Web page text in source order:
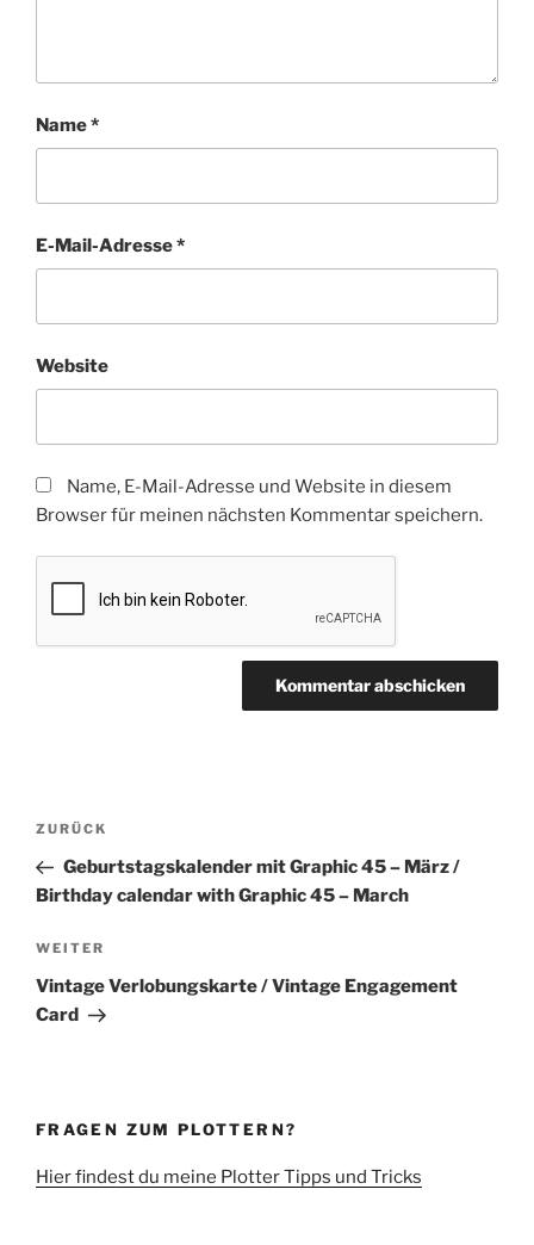
Name*
E-Mail-Adresse*
Website
Name, E-Mail-Adresse und Website in diesem
Browser für meinen nächsten Kommentar speichern.
Beitragsnavigation
Vorheriger
Beitrag
ZURÜCK
Geburtstagskalender mit Graphic 45 – März /
Birthday calendar with Graphic 45 – March
Nächster
Beitrag
WEITER
Vintage Verlobungskarte / Vintage Engagement
Card
FRAGEN ZUM PLOTTERN?
Hier findest du meine Plotter Tipps und Tricks